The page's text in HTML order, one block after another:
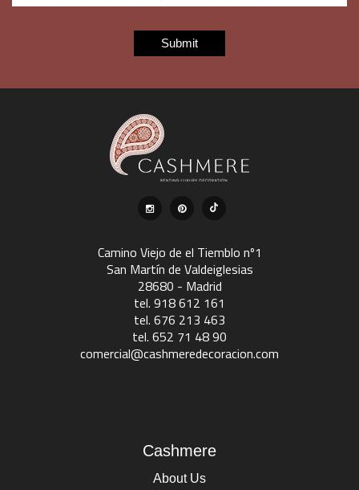
Camino Viejo de el Tiemblo nº1
San Martín de Valdeiglesias
28680 - Madrid
tel. 918 612 161
tel. 676 213 463
tel. 652 71 48 90
comercial@cashmeredecoracion.com
Cashmere
About Us